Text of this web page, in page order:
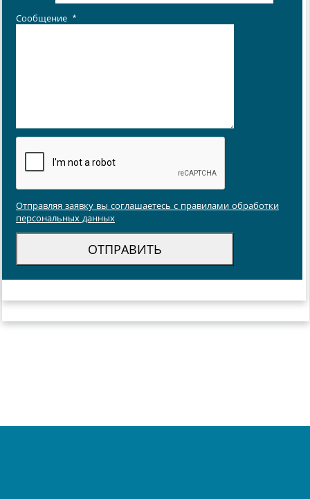
Сообщение *
Отправляя заявку вы соглашаетесь с правилами обработки
персональных данных